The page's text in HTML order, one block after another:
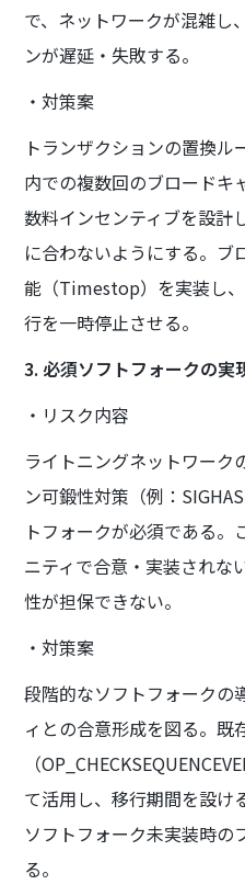
で、ネットワークが混雑し
ンが遅延・失敗する。
・対策案
トランザクションの置換
内での複数回のブロードキ
数料インセンティブを設計
に合わないようにする。ブ
能（Timestop）を実装し
行を一時停止させる。
3. 必須ソフトフォークの実
・リスク内容
ライトニングネットワーク
ン可鍛性対策（例：
トフォークが必須である
ニティで合意・実装されな
性が担保できない。
・対策案
段階的なソフトフォークの
ィとの合意形成を図る。既
（
て活用し、移行期間を設け
ソフトフォーク未実装時の
る。